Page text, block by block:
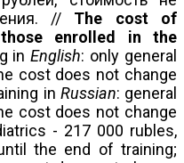
// The cost of
enrolled in the
inEnglish: only general
cost does not change
in Russian: general
cost does not change
- 217 000 rubles,
the end of training;